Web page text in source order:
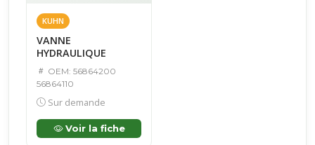
KUHN
VANNE
HYDRAULIQUE
OEM: 56864200
56864110
Sur demande
Voir la fiche